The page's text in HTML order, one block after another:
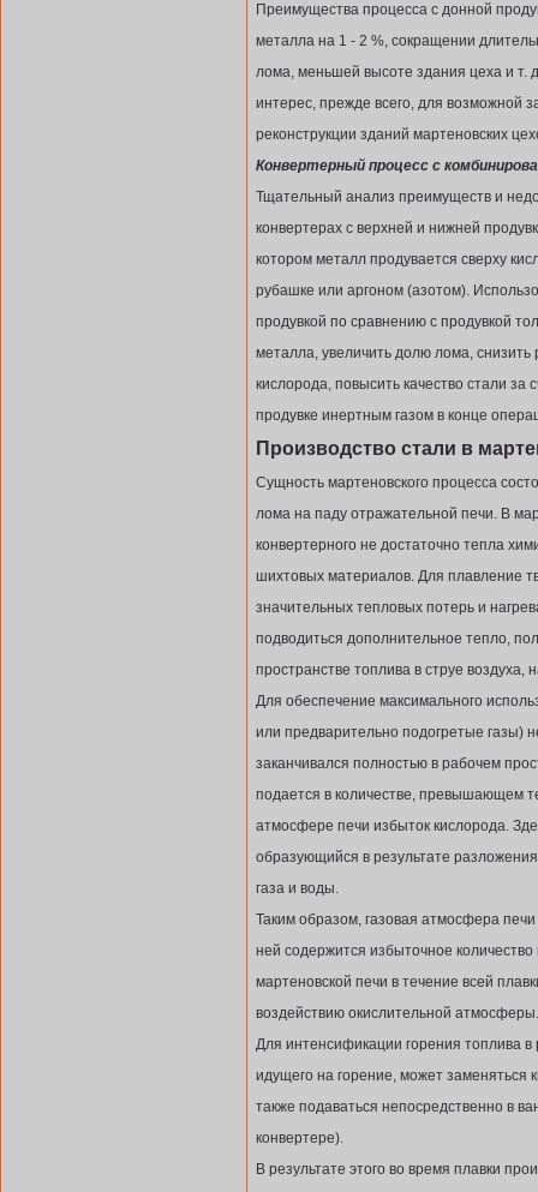
Преимущества процесса с донной
металла на 1 - 2 %, сокращении
лома, меньшей высоте здания цеха и т.
интерес, прежде всего, для возможной
реконструкции зданий мартеновских
Конвертерный процесс с
Тщательный анализ преимуществ и
конвертерах с верхней и нижней
котором металл продувается сверху
рубашке или аргоном (азотом).
продувкой по сравнению с продувкой
металла, увеличить долю лома,
кислорода, повысить качество стали за
продувке инертным газом в конце
Производство стали в
Сущность мартеновского процесса
лома на паду отражательной печи. В
конвертерного не достаточно тепла
шихтовых материалов. Для плавление
значительных тепловых потерь и
подводиться дополнительное тепло,
пространстве топлива в струе воздуха,
Для обеспечение максимального
или предварительно подогретые газы)
заканчивался полностью в рабочем
подается в количестве, превышающем
атмосфере печи избыток кислорода.
образующийся в результате
газа и воды.
Таким образом, газовая атмосфера
ней содержится избыточное
мартеновской печи в течение всей
воздействию окислительной атмосферы.
Для интенсификации горения топлива в
идущего на горение, может заменяться
также подаваться непосредственно в
конвертере).
В результате этого во время плавки